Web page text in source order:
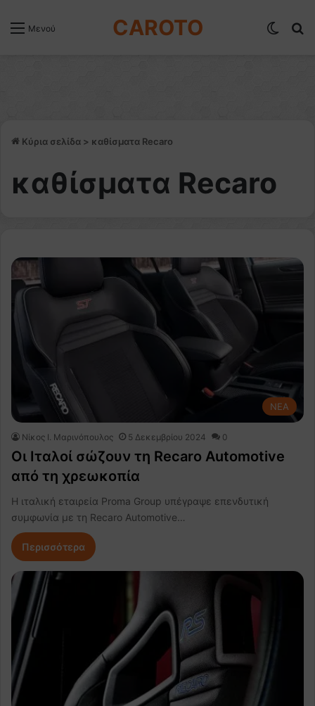
Μενού CAROTO
Κύρια σελίδα > καθίσματα Recaro
καθίσματα Recaro
NEA
Nίκος Ι. Mαρινόπουλος 5 Δεκεμβρίου 2024 0
Οι Ιταλοί σώζουν τη Recaro Automotive
από τη χρεωκοπία
Η ιταλική εταιρεία Proma Group υπέγραψε επενδυτική
συμφωνία με τη Recaro Automotive…
Περισσότερα